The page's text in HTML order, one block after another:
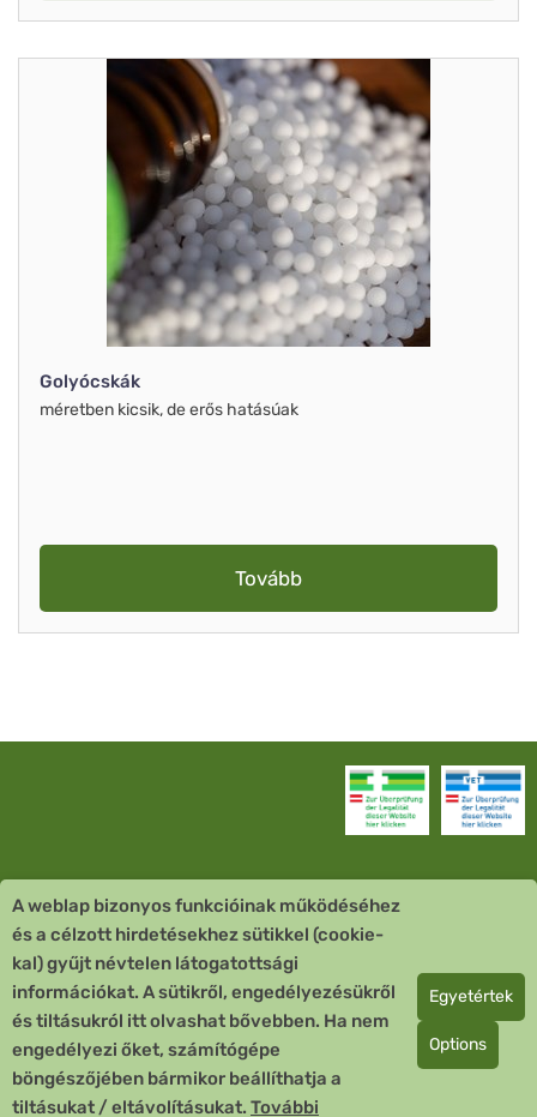
Golyócskák
méretben kicsik, de erős hatásúak
Tovább
Vevőszolgálat
Quick Links
Fizetési mód
Copyright © 2026 Team Santé Salvator Apotheke
A weblap bizonyos funkcióinak működéséhez
és a célzott hirdetésekhez sütikkel (cookie-
kal) gyűjt névtelen látogatottsági
információkat. A sütikről, engedélyezésükről
és tiltásukról itt olvashat bővebben. Ha nem
engedélyezi őket, számítógépe
böngészőjében bármikor beállíthatja a
tiltásukat / eltávolításukat. További
Egyetértek
Options